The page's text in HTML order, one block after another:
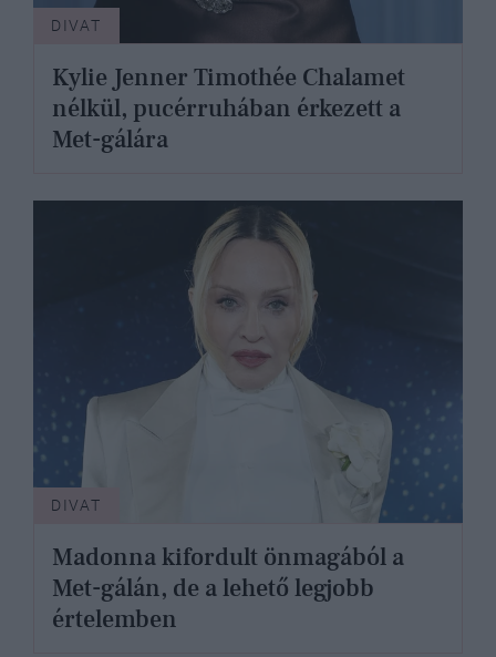
DIVAT
Kylie Jenner Timothée Chalamet
nélkül, pucérruhában érkezett a
Met-gálára
DIVAT
Madonna kifordult önmagából a
Met-gálán, de a lehető legjobb
értelemben